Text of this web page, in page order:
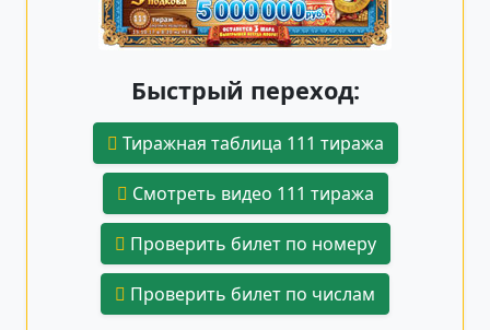
Быстрый переход:
Тиражная таблица 111 тиража
Смотреть видео 111 тиража
Проверить билет по номеру
Проверить билет по числам